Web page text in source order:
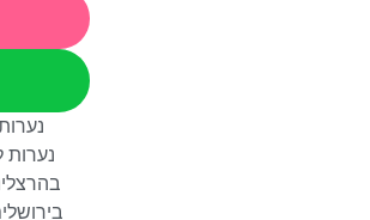
נערות
נערות